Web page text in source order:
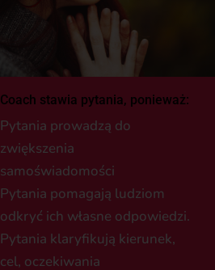
Coach stawia pytania, ponieważ:
Pytania prowadzą do
zwiększenia
samoświadomości
Pytania pomagają ludziom
odkryć ich własne odpowiedzi.
Pytania klaryfikują kierunek,
cel, oczekiwania